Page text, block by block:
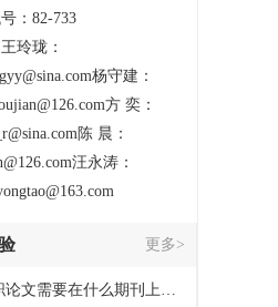
心期刊) 国家图书馆馆藏 知网收录(中)
：82-733
玲珑：
杨守建：
方 奕：
陈 晨：
汪永涛：
更多>
文需要在什么期刊上发表？